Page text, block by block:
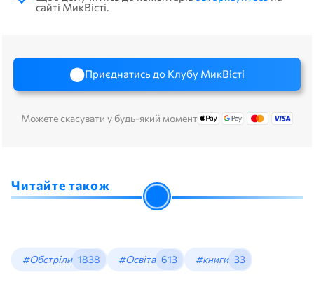
сайті МикВісті.
Приєднатись до Клубу МикВісті
Можете скасувати у будь-який момент
Читайте також
#Обстріли 1838 #Освіта 613 #книги 33